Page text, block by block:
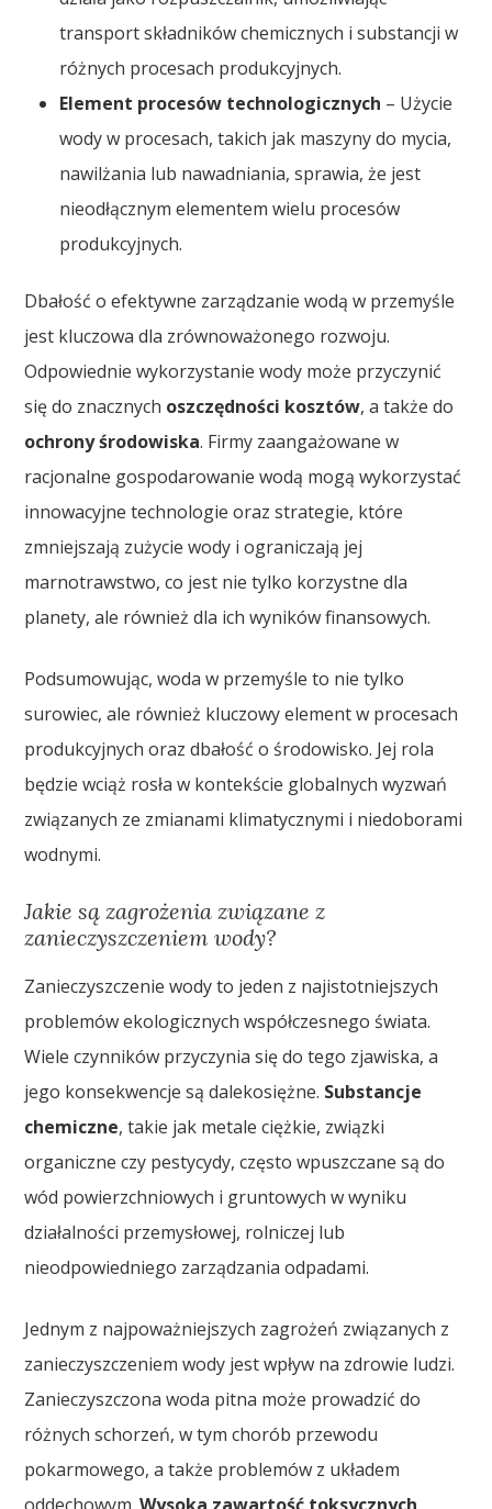
transport składników chemicznych i substancji w
różnych procesach produkcyjnych.
Element procesów technologicznych – Użycie
wody w procesach, takich jak maszyny do mycia,
nawilżania lub nawadniania, sprawia, że jest
nieodłącznym elementem wielu procesów
produkcyjnych.
Dbałość o efektywne zarządzanie wodą w przemyśle
jest kluczowa dla zrównoważonego rozwoju.
Odpowiednie wykorzystanie wody może przyczynić
się do znacznych oszczędności kosztów, a także do
ochrony środowiska. Firmy zaangażowane w
racjonalne gospodarowanie wodą mogą wykorzystać
innowacyjne technologie oraz strategie, które
zmniejszają zużycie wody i ograniczają jej
marnotrawstwo, co jest nie tylko korzystne dla
planety, ale również dla ich wyników finansowych.
Podsumowując, woda w przemyśle to nie tylko
surowiec, ale również kluczowy element w procesach
produkcyjnych oraz dbałość o środowisko. Jej rola
będzie wciąż rosła w kontekście globalnych wyzwań
związanych ze zmianami klimatycznymi i niedoborami
wodnymi.
Jakie są zagrożenia związane z
zanieczyszczeniem wody?
Zanieczyszczenie wody to jeden z najistotniejszych
problemów ekologicznych współczesnego świata.
Wiele czynników przyczynia się do tego zjawiska, a
jego konsekwencje są dalekosiężne. Substancje
chemiczne, takie jak metale ciężkie, związki
organiczne czy pestycydy, często wpuszczane są do
wód powierzchniowych i gruntowych w wyniku
działalności przemysłowej, rolniczej lub
nieodpowiedniego zarządzania odpadami.
Jednym z najpoważniejszych zagrożeń związanych z
zanieczyszczeniem wody jest wpływ na zdrowie ludzi.
Zanieczyszczona woda pitna może prowadzić do
różnych schorzeń, w tym chorób przewodu
pokarmowego, a także problemów z układem
oddechowym.Wysoka zawartość toksycznych